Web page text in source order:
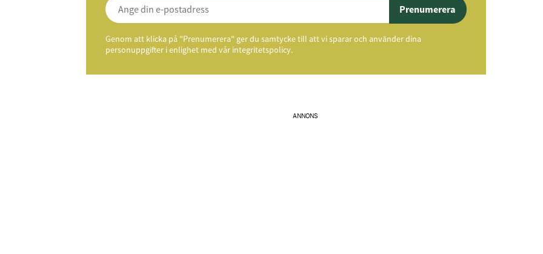
Prenumerera
Genom att klicka på "Prenumerera" ger du samtycke till att vi sparar och använder dina
personuppgifter i enlighet med vår integritetspolicy.
ANNONS